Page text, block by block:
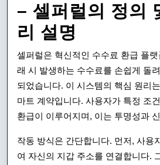
– 셀퍼럴의 정의
리 설명
셀퍼럴은 혁신적인 수수료 환급 플
래 시 발생하는 수수료를 손쉽게 돌
되었습니다. 이 시스템의 핵심 원리
마트 계약입니다. 사용자가 특정 조
환급이 이루어지며, 이는 투명성과
작동 방식은 간단합니다. 먼저, 사용
여 자신의 지갑 주소를 연결합니다.